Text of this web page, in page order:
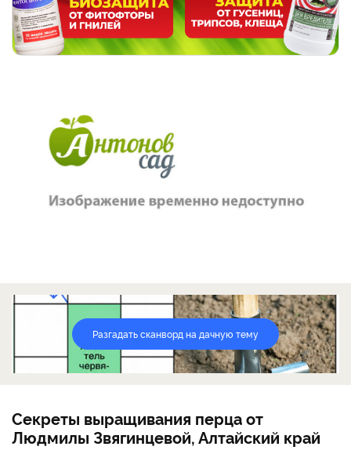
Разгадать сканворд на дачную тему
Секреты выращивания перца от
Людмилы Звягинцевой, Алтайский край